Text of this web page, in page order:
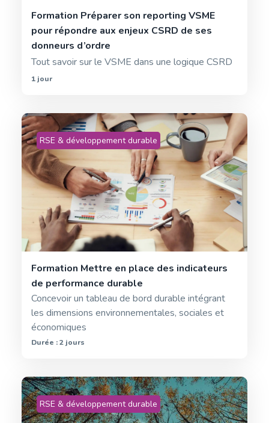
Formation Préparer son reporting VSME
pour répondre aux enjeux CSRD de ses
donneurs d’ordre
Tout savoir sur le VSME dans une logique CSRD
1 jour
RSE & développement durable
Formation Mettre en place des indicateurs
de performance durable
Concevoir un tableau de bord durable intégrant
les dimensions environnementales, sociales et
économiques
Durée : 2 jours
RSE & développement durable